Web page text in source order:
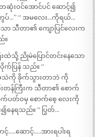
ဆုံးဝင်အောင်ပင် ဆောင့်၍
ပ်…” “ အမလေး…ကိုရယ်…
ော သီတာ၏ ကျောပြင်လေးက
။
ထဲသို့ ညိုမဲပြောင်တင်းနေသော
ပြန် သည်။ “
အသဲကို ခိုက်သွားတာဘဲ ကို
းတန်ကြီးက သီတာ၏ စောက်
ပတ်ဝမှ စောက်စေ့ လေးကို
နေရသည်။ “ ပြွတ်…
…..ဆောင့်…..အားရပါးရ